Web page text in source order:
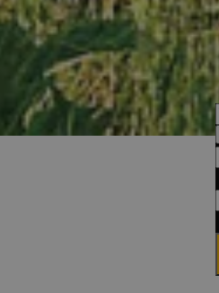
village Vals, nearby Mühlbach.